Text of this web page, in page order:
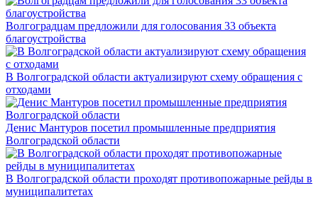
Волгоградцам предложили для голосования 33 объекта
благоустройства
В Волгоградской области актуализируют схему обращения с
отходами
Денис Мантуров посетил промышленные предприятия
Волгоградской области
В Волгоградской области проходят противопожарные рейды в
муниципалитетах